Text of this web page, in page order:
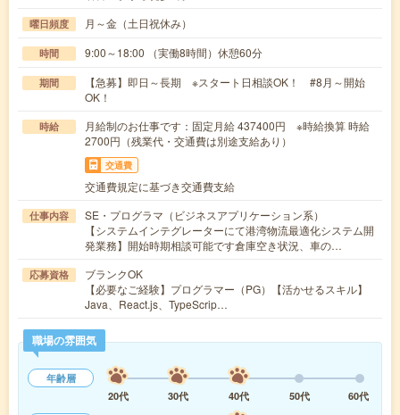
曜日頻度 月～金（土日祝休み）
時間 9:00～18:00 （実働8時間）休憩60分
期間
【急募】即日～長期 ※スタート日相談OK！ #8月～開始
OK！
時給
月給制のお仕事です：固定月給 437400円 ※時給換算 時給
2700円（残業代・交通費は別途支給あり）
交通費
交通費規定に基づき交通費支給
仕事内容
SE・プログラマ（ビジネスアプリケーション系）
【システムインテグレーターにて港湾物流最適化システム開
発業務】開始時期相談可能です倉庫空き状況、車の…
応募資格
ブランクOK
【必要なご経験】プログラマー（PG）【活かせるスキル】
Java、React.js、TypeScrip…
職場の雰囲気
年齢層
20代
30代 40代 50代
60代